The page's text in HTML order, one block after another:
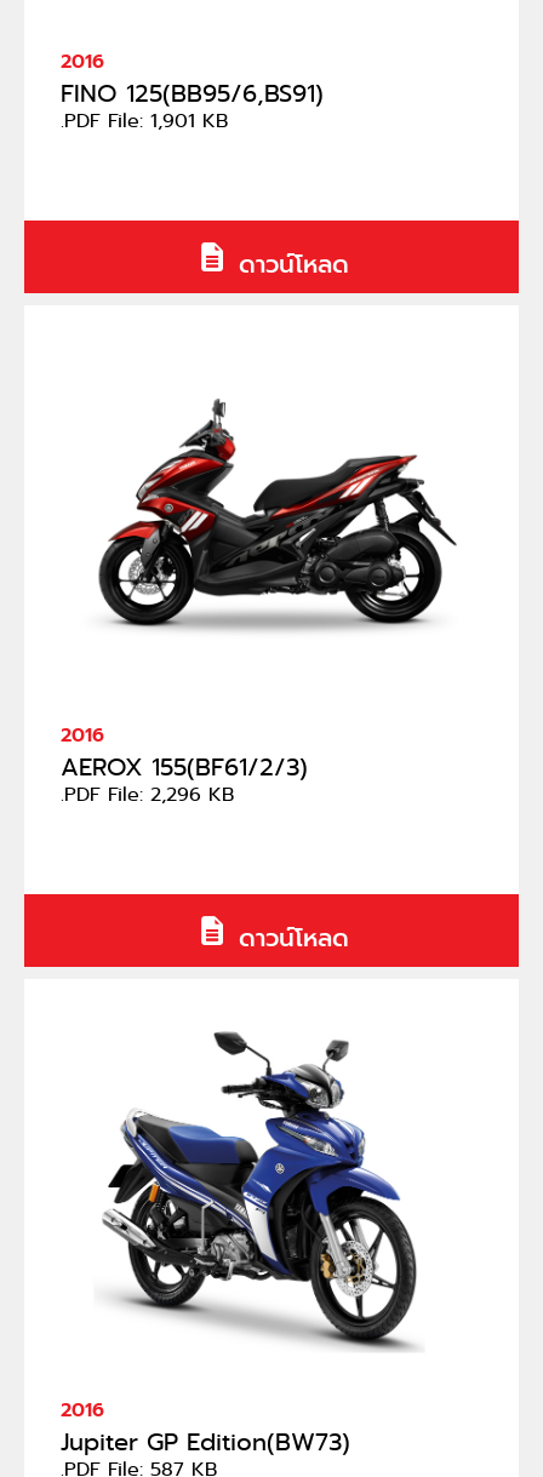
2016
FINO 125(BB95/6,BS91)
.PDF File: 1,901 KB
ดาวน์โหลด
2016
AEROX 155(BF61/2/3)
.PDF File: 2,296 KB
ดาวน์โหลด
2016
Jupiter GP Edition(BW73)
.PDF File: 587 KB